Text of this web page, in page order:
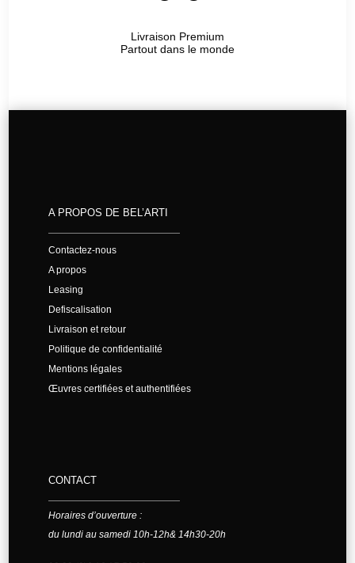
Livraison Premium
Partout dans le monde
A PROPOS DE BEL’ARTI
Contactez-nous
A propos
Leasing
Defiscalisation
Livraison et retour
Politique de confidentialité
Mentions légales
Œuvres certifiées et authentifiées
CONTACT
Horaires d’ouverture :
du lundi au samedi 10h-12h& 14h30-20h